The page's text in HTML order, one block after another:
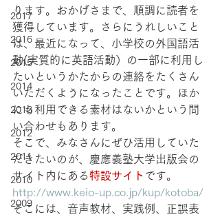
2017
2016
2015
2014
2013
2012
2011
2010
2009
ります。おかげさまで、順調に読者を
獲得しています。さらにうれしいこと
は、最近になって、小学校の外国語活
動(実質的に英語活動）の一部に利用し
たいというかたからの連絡をたくさん
いただくようになったことです。ほか
にも利用できる素材はないかという問
い合わせもあります。
そこで、みなさんにぜひ活用していた
だきたいのが、慶應義塾大学出版会の
サイト内にある特設サイト です。
http://www.keio-up.co.jp/kup/kotoba/
そこには、音声教材、実践例、正誤表